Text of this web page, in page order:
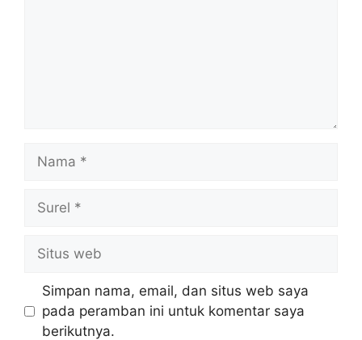
web
Simpan nama, email, dan situs web saya
pada peramban ini untuk komentar saya
berikutnya.